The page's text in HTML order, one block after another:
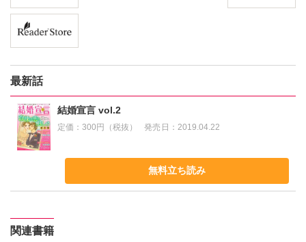
最新話
結婚宣言 vol.2
定価：300円（税抜） 発売日： 2019.04.22
無料立ち読み
関連書籍